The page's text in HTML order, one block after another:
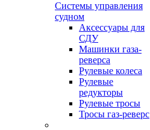
Системы управления
судном
Аксессуары для
СДУ
Машинки газа-
реверса
Рулевые колеса
Рулевые
редукторы
Рулевые тросы
Тросы газ-реверс